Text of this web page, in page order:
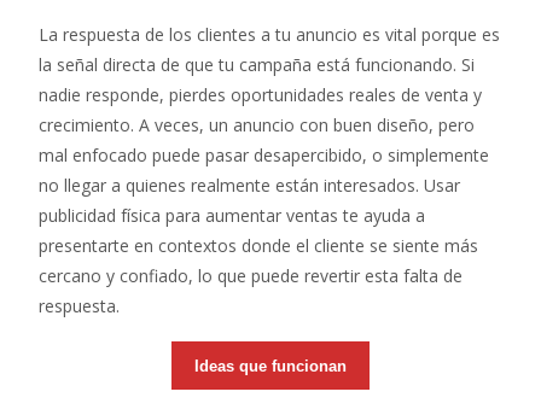
La respuesta de los clientes a tu anuncio es vital porque es
la señal directa de que tu campaña está funcionando. Si
nadie responde, pierdes oportunidades reales de venta y
crecimiento. A veces, un anuncio con buen diseño, pero
mal enfocado puede pasar desapercibido, o simplemente
no llegar a quienes realmente están interesados. Usar
publicidad física para aumentar ventas te ayuda a
presentarte en contextos donde el cliente se siente más
cercano y confiado, lo que puede revertir esta falta de
respuesta.
Ideas que funcionan